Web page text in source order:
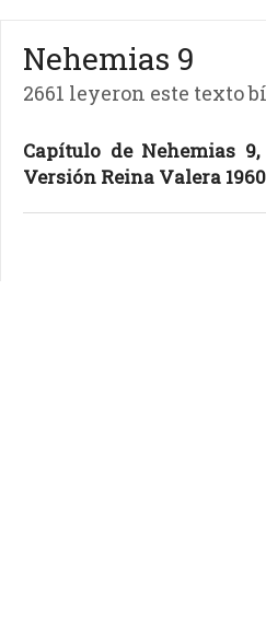
Nehemias 9
2661 leyeron este texto
Capítulo de Nehemias
Versión Reina Valera 1960